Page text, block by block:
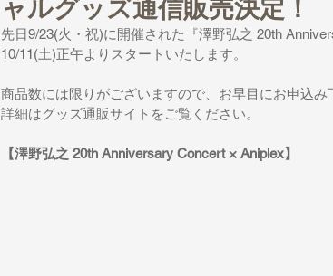
ャルグッズ通信販売決定！
先日9/23(火・祝)に開催された『澤野弘之 20th
10/11(土)正午よりスタートいたします。
商品数には限りがございますので、お早目にお申込み
詳細はグッズ通販サイトをご覧ください。
【澤野弘之 20th Anniversary Concert × Aniplex】